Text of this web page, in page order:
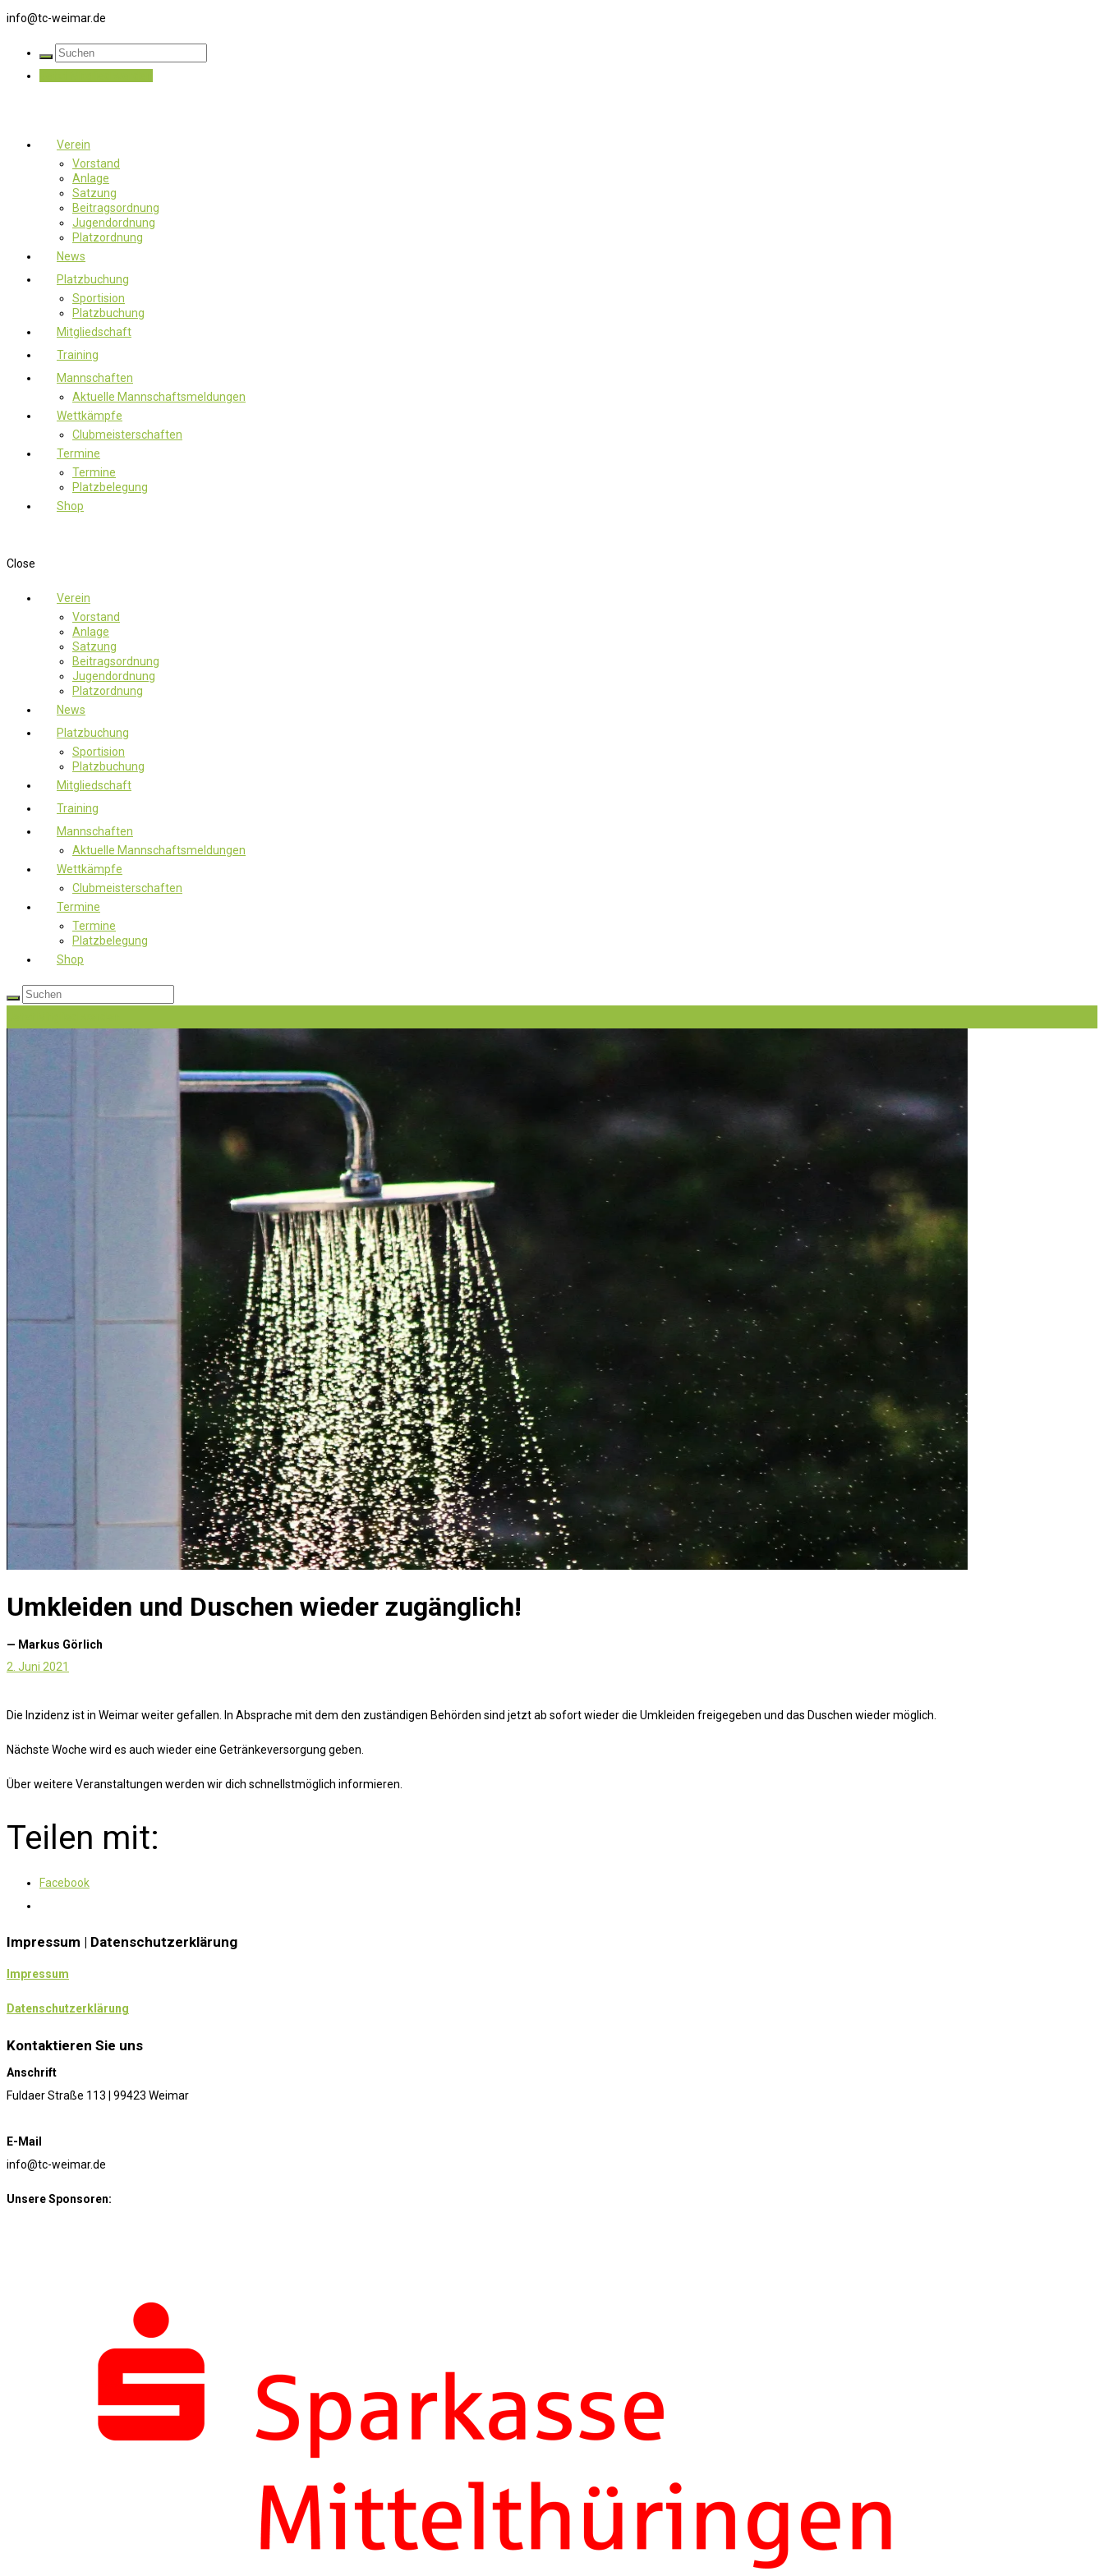
info@tc-weimar.de
Verein
Vorstand
Anlage
Satzung
Beitragsordnung
Jugendordnung
Platzordnung
News
Platzbuchung
Sportision
Platzbuchung
Mitgliedschaft
Training
Mannschaften
Aktuelle Mannschaftsmeldungen
Wettkämpfe
Clubmeisterschaften
Termine
Termine
Platzbelegung
Shop
Close
Verein
Vorstand
Anlage
Satzung
Beitragsordnung
Jugendordnung
Platzordnung
News
Platzbuchung
Sportision
Platzbuchung
Mitgliedschaft
Training
Mannschaften
Aktuelle Mannschaftsmeldungen
Wettkämpfe
Clubmeisterschaften
Termine
Termine
Platzbelegung
Shop
Umkleiden und Duschen wieder zugänglich!
— Markus Görlich
2. Juni 2021
Die Inzidenz ist in Weimar weiter gefallen. In Absprache mit dem den zuständigen Behörden sind jetzt ab sofort wieder die Umkleiden freigegeben und das Duschen wieder möglich.
Nächste Woche wird es auch wieder eine Getränkeversorgung geben.
Über weitere Veranstaltungen werden wir dich schnellstmöglich informieren.
Teilen mit:
Facebook
Impressum | Datenschutzerklärung
Impressum
Datenschutzerklärung
Kontaktieren Sie uns
Anschrift
Fuldaer Straße 113 | 99423 Weimar
E-Mail
info@tc-weimar.de
Unsere Sponsoren: